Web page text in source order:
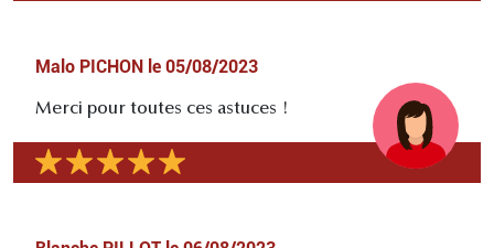
Malo PICHON le 05/08/2023
Merci pour toutes ces astuces !